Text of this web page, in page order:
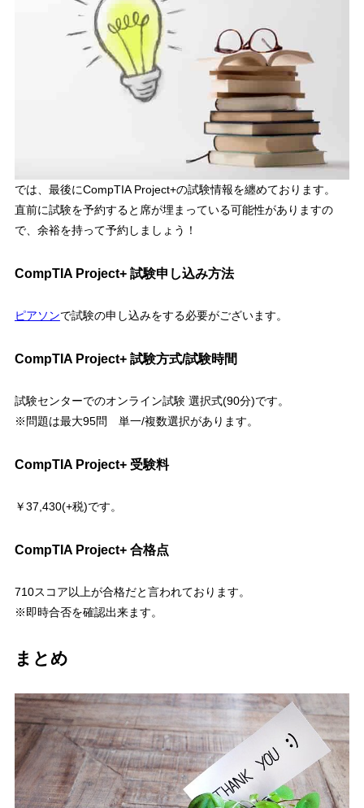
では、最後にCompTIA Project+の試験情報を纏めております。
直前に試験を予約すると席が埋まっている可能性がありますの
で、余裕を持って予約しましょう！
CompTIA Project+ 試験申し込み方法
ピアソンで試験の申し込みをする必要がございます。
CompTIA Project+ 試験方式/試験時間
試験センターでのオンライン試験 選択式(90分)です。
※問題は最大95問 単一/複数選択があります。
CompTIA Project+ 受験料
￥37,430(+税)です。
CompTIA Project+ 合格点
710スコア以上が合格だと言われております。
※即時合否を確認出来ます。
まとめ